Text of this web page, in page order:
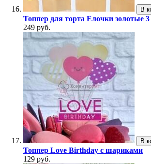
В
Топпер для торта Елочки золотые
249 руб.
В
Топпер Love Birthday с шариками
129 руб.